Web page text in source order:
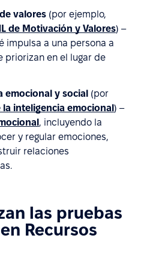
valores (por ejemplo,
de Motivación y Valores) –
impulsa a una persona a
priorizan en el lugar de
emocional y social (por
la inteligencia emocional) –
, incluyendo la
y regular emociones,
relaciones
las pruebas
Recursos